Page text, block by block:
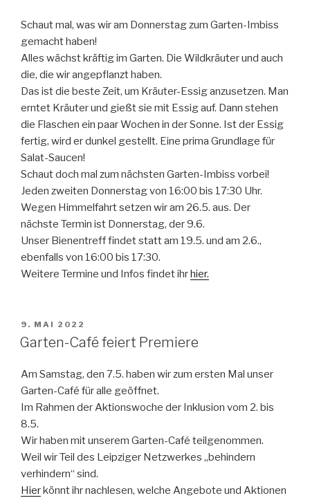
Schaut mal, was wir am Donnerstag zum Garten-Imbiss
gemacht haben!
Alles wächst kräftig im Garten. Die Wildkräuter und auch
die, die wir angepflanzt haben.
Das ist die beste Zeit, um Kräuter-Essig anzusetzen. Man
erntet Kräuter und gießt sie mit Essig auf. Dann stehen
die Flaschen ein paar Wochen in der Sonne. Ist der Essig
fertig, wird er dunkel gestellt. Eine prima Grundlage für
Salat-Saucen!
Schaut doch mal zum nächsten Garten-Imbiss vorbei!
Jeden zweiten Donnerstag von 16:00 bis 17:30 Uhr.
Wegen Himmelfahrt setzen wir am 26.5. aus. Der
nächste Termin ist Donnerstag, der 9.6.
Unser Bienentreff findet statt am 19.5. und am 2.6.,
ebenfalls von 16:00 bis 17:30.
Weitere Termine und Infos findet ihrhier.
VERÖFFENTLICHT
AM
9. MAI 2022
Garten-Café feiert Premiere
Am Samstag, den 7.5. haben wir zum ersten Mal unser
Garten-Café für alle geöffnet.
Im Rahmen der Aktionswoche der Inklusion vom 2. bis
8.5.
Wir haben mit unserem Garten-Café teilgenommen.
Weil wir Teil des Leipziger Netzwerkes „behindern
verhindern“ sind.
Hierkönnt ihr nachlesen, welche Angebote und Aktionen